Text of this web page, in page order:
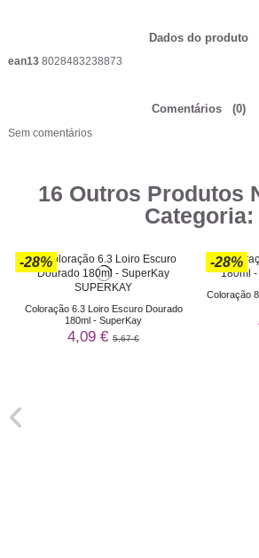
Dados do produto
ean13 8028483238873
Comentários (0)
Sem comentários
16 Outros Produtos
Categoria:
-28%
Coloração 6.3 Loiro Escuro Dourado
180ml - SuperKay
4,09 € 5,67 €
-28%
Coloração